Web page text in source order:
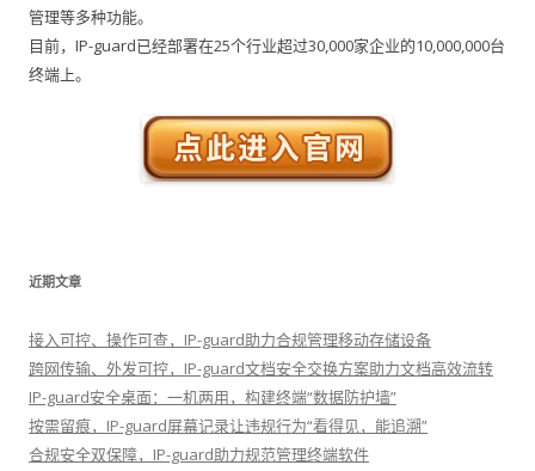
管理等多种功能。
目前，IP-guard已经部署在25个行业超过30,000家企业的10,000,000台
终端上。
近期文章
接入可控、操作可查，IP-guard助力合规管理移动存储设备
跨网传输、外发可控，IP-guard文档安全交换方案助力文档高效流转
IP-guard安全桌面：一机两用，构建终端“数据防护墙”
按需留痕，IP-guard屏幕记录让违规行为“看得见，能追溯”
合规安全双保障，IP-guard助力规范管理终端软件